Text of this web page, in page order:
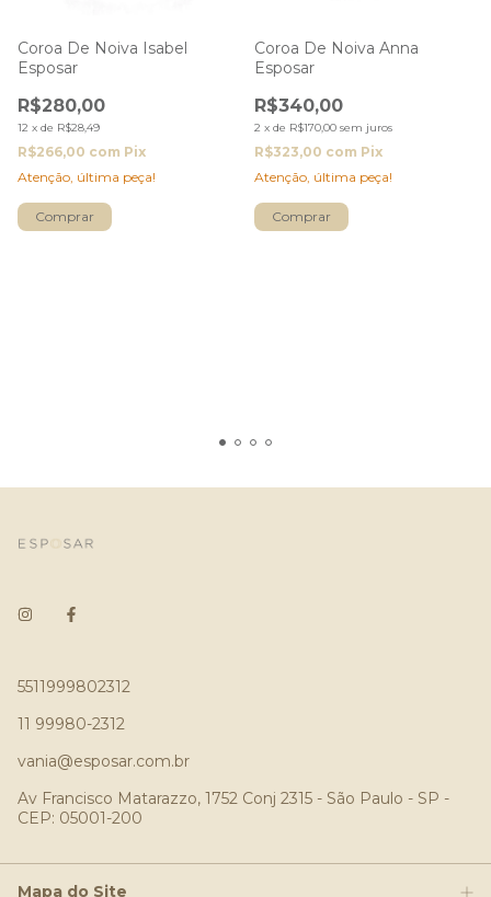
Coroa De Noiva Isabel
Esposar
R$280,00
12 x de R$28,49
R$266,00 com Pix
Atenção, última peça!
Coroa De Noiva Anna
Esposar
R$340,00
2 x de R$170,00 sem juros
R$323,00 com Pix
Atenção, última peça!
5511999802312
11 99980-2312
vania@esposar.com.br
Av Francisco Matarazzo, 1752 Conj 2315 - São Paulo - SP -
CEP: 05001-200
Mapa do Site